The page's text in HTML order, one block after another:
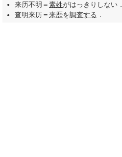
来历不明＝素姓がはっきりしない．
查明来历＝来歴を調査する ．